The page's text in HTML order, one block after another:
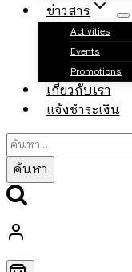
ข่าวสาร
Activities
Events
Promotions
เกี่ยวกับเรา
แจ้งชำระเงิน
ค้นหา
สำหรับ: